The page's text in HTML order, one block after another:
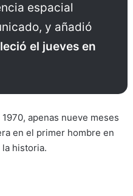
espacial
y añadió
el jueves en
apenas nueve meses
en el primer hombre en
historia.